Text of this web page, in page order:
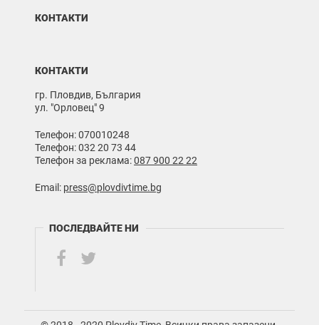
КОНТАКТИ
КОНТАКТИ
гр. Пловдив, България
ул. "Орловец" 9
Телефон: 070010248
Телефон: 032 20 73 44
Телефон за реклама:087 900 22 22
Email: press@plovdivtime.bg
ПОСЛЕДВАЙТЕ НИ